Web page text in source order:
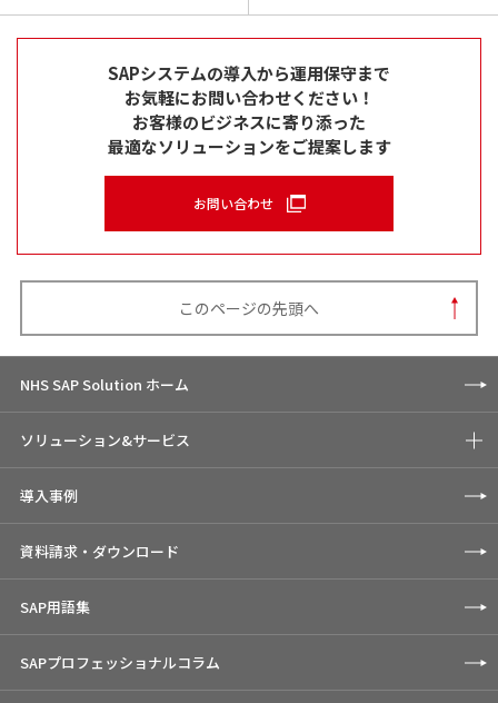
SAPシステムの導入から運用保守まで
お気軽にお問い合わせください！
お客様のビジネスに寄り添った
最適なソリューションをご提案します
お問い合わせ
このページの先頭へ
NHS SAP Solution ホーム
ソリューション&サービス
導入事例
資料請求・ダウンロード
SAP用語集
SAPプロフェッショナルコラム